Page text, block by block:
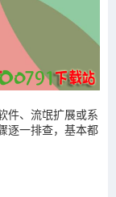
件、流氓扩展或系
逐一排查，基本都